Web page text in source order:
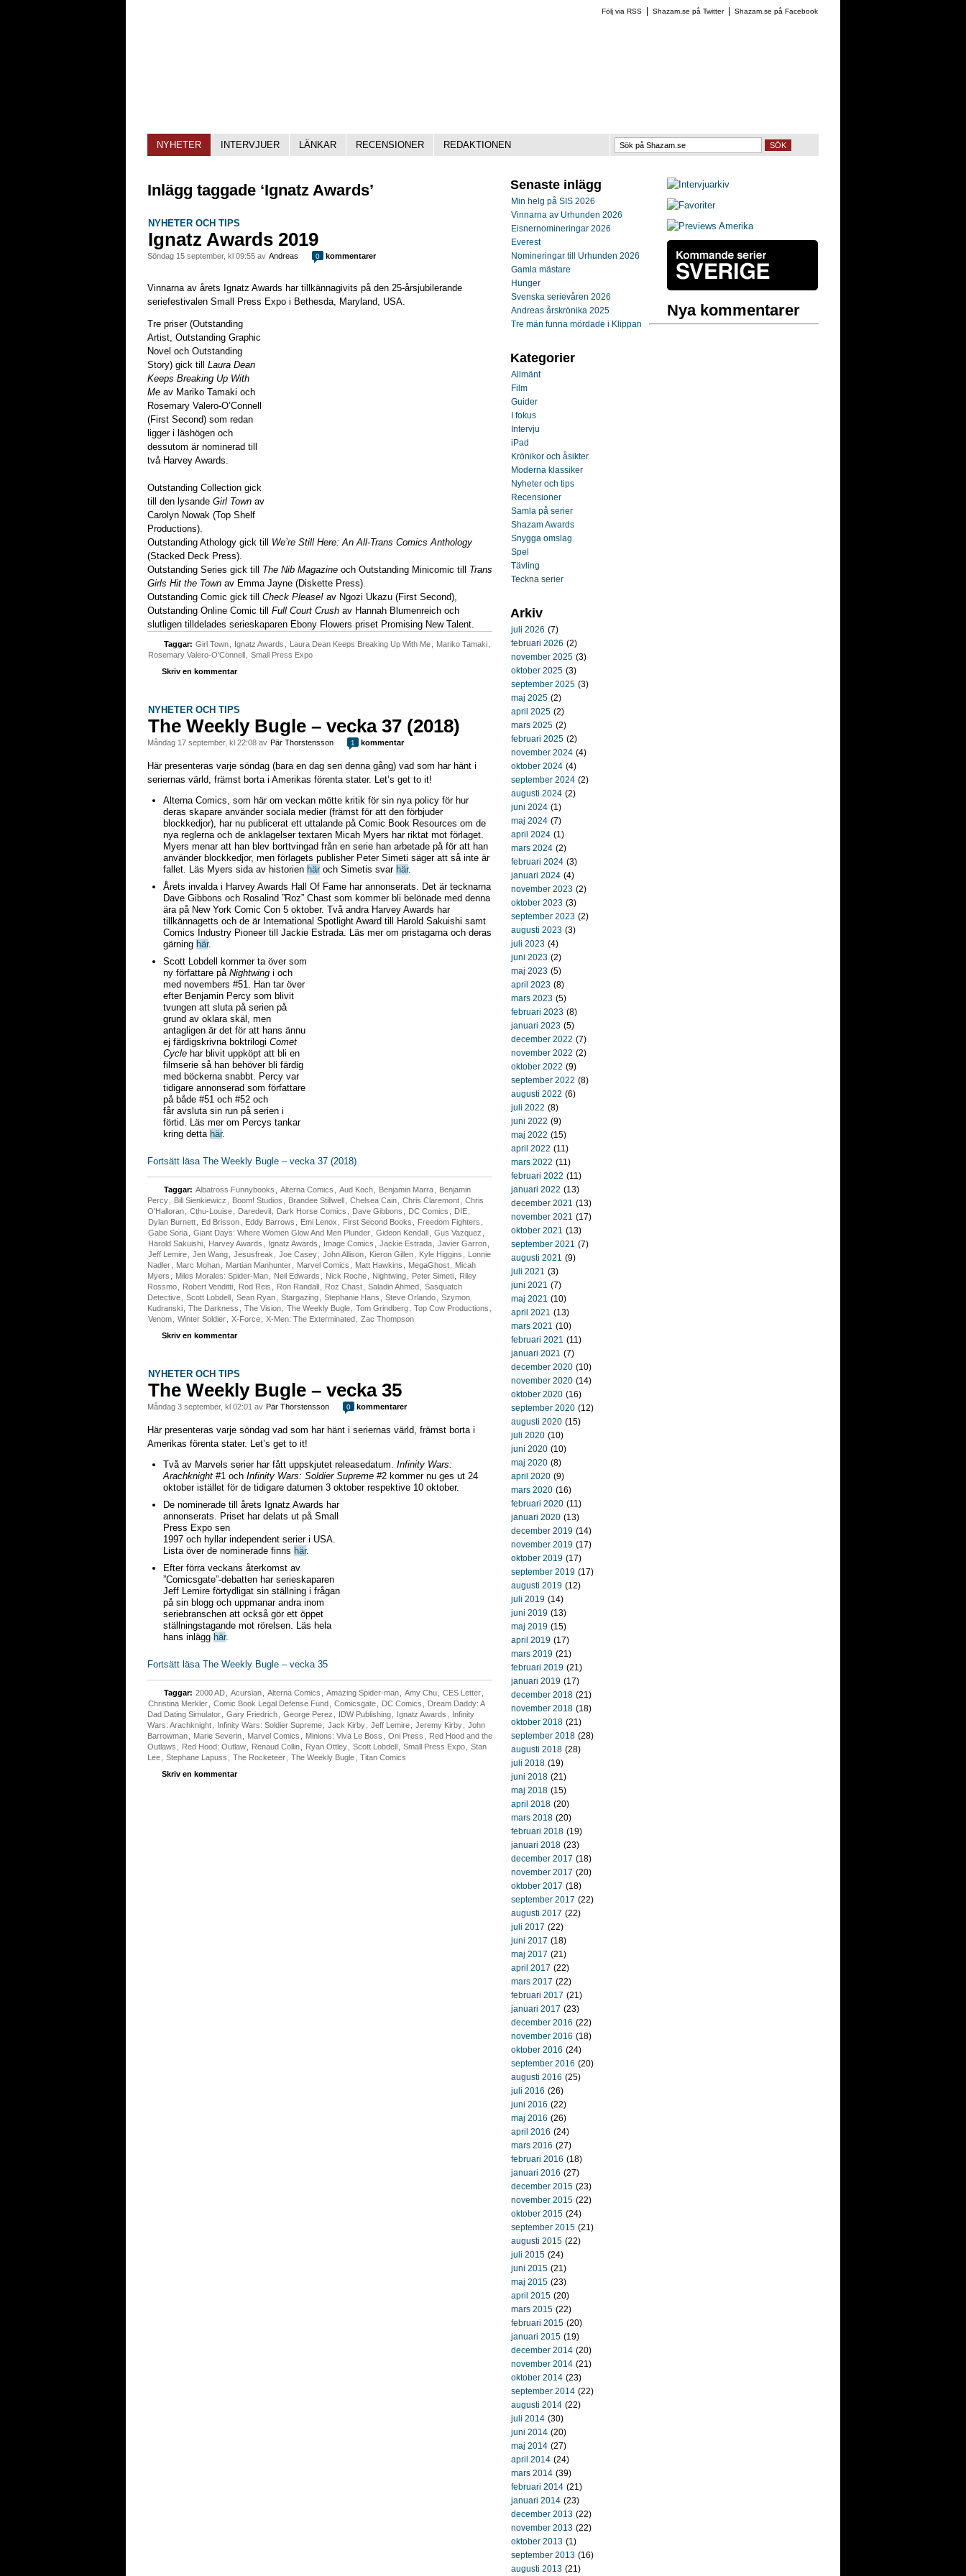
Shazam.se på Facebook
Shazam.se på Twitter
Följ via RSS
NYHETER INTERVJUER LÄNKAR RECENSIONER REDAKTIONEN SÖK
Inlägg taggade ‘Ignatz Awards’
NYHETER OCH TIPS
Ignatz Awards 2019
söndag 15 september, kl 09:55 av Andreas 0 kommentarer
Vinnarna av årets Ignatz Awards har tillkännagivits på den 25-årsjubilerande
seriefestivalen Small Press Expo i Bethesda, Maryland, USA.
Tre priser (Outstanding
Artist, Outstanding Graphic
Novel och Outstanding
Story) gick till
Laura Dean
Keeps Breaking Up With
Me av Mariko Tamaki och
Rosemary Valero-O’Connell
(First Second) som redan
ligger i läshögen och
dessutom är nominerad till
två Harvey Awards.
Outstanding Collection gick
till den lysande Girl Town av
Carolyn Nowak (Top Shelf
Productions).
Outstanding Athology gick till We’re Still Here: An All-Trans Comics Anthology
(Stacked Deck Press).
Outstanding Series gick till The Nib Magazine och Outstanding Minicomic till Trans
Girls Hit the Town av Emma Jayne (Diskette Press).
Outstanding Comic gick till Check Please! av Ngozi Ukazu (First Second),
Outstanding Online Comic till Full Court Crush av Hannah Blumenreich och
slutligen tilldelades serieskaparen Ebony Flowers priset Promising New Talent.
Taggar: Girl Town Ignatz Awards Laura Dean Keeps Breaking Up With Me Mariko Tamaki
Rosemary Valero-O'Connell
Small Press Expo
Skriv en kommentar
NYHETER OCH TIPS
The Weekly Bugle – vecka 37 (2018)
måndag 17 september, kl 22:08 av Pär Thorstensson 1 kommentar
Här presenteras varje söndag (bara en dag sen denna gång) vad som har hänt i
seriernas värld, främst borta i Amerikas förenta stater. Let’s get to it!
Alterna Comics, som här om veckan mötte kritik för sin nya policy för hur
deras skapare använder sociala medier (främst för att den förbjuder
blockkedjor), har nu publicerat ett uttalande på Comic Book Resources om de
nya reglerna och de anklagelser textaren Micah Myers har riktat mot förlaget.
Myers menar att han blev borttvingad från en serie han arbetade på för att han
använder blockkedjor, men förlagets publisher Peter Simeti säger att så inte är
fallet. Läs Myers sida av historien häroch Simetis svar här.
Årets invalda i Harvey Awards Hall Of Fame har annonserats. Det är tecknarna
Dave Gibbons och Rosalind ”Roz” Chast som kommer bli belönade med denna
ära på New York Comic Con 5 oktober. Två andra Harvey Awards har
tillkännagetts och de är International Spotlight Award till Harold Sakuishi samt
Comics Industry Pioneer till Jackie Estrada. Läs mer om pristagarna och deras
gärning här.
Scott Lobdell kommer ta över som
ny författare på Nightwing i och
med novembers #51. Han tar över
efter Benjamin Percy som blivit
tvungen att sluta på serien på
grund av oklara skäl, men
antagligen är det för att hans ännu
ej färdigskrivna boktrilogi Comet
Cycle har blivit uppköpt att bli en
filmserie så han behöver bli färdig
med böckerna snabbt. Percy var
tidigare annonserad som författare
på både #51 och #52 och
får avsluta sin run på serien i
förtid. Läs mer om Percys tankar
kring detta här.
Fortsätt läsa The Weekly Bugle – vecka 37 (2018)
Taggar: Albatross Funnybooks Alterna Comics Aud Koch Benjamin Marra
Benjamin
Percy
Bill Sienkiewicz Boom! Studios Brandee Stillwell Chelsea Cain Chris Claremont
Chris
O'Halloran
Cthu-Louise Daredevil Dark Horse Comics Dave Gibbons DC Comics DIE
Dylan Burnett
Ed Brisson Eddy Barrows Emi Lenox First Second Books Freedom Fighters
Gabe Soria
Giant Days: Where Women Glow And Men Plunder Gideon Kendall Gus Vazquez
Harold Sakuishi
Harvey Awards Ignatz Awards Image Comics Jackie Estrada Javier Garron
Jeff Lemire
Jen Wang Jesusfreak Joe Casey John Allison Kieron Gillen Kyle Higgins
Lonnie
Nadler
Marc Mohan Martian Manhunter Marvel Comics Matt Hawkins MegaGhost
Micah
Myers
Miles Morales: Spider-Man Neil Edwards Nick Roche Nightwing Peter Simeti
Riley
Rossmo
Robert Venditti Rod Reis Ron Randall Roz Chast Saladin Ahmed
Sasquatch
Detective
Scott Lobdell Sean Ryan Stargazing Stephanie Hans Steve Orlando
Szymon
Kudranski
The Darkness The Vision The Weekly Bugle Tom Grindberg Top Cow Productions
Venom
Winter Soldier X-Force X-Men: The Exterminated
Zac Thompson
Skriv en kommentar
NYHETER OCH TIPS
The Weekly Bugle – vecka 35
måndag 3 september, kl 02:01 av Pär Thorstensson 0 kommentarer
Här presenteras varje söndag vad som har hänt i seriernas värld, främst borta i
Amerikas förenta stater. Let’s get to it!
Två av Marvels serier har fått uppskjutet releasedatum. Infinity Wars:
Arachknight #1 och Infinity Wars: Soldier Supreme #2 kommer nu ges ut 24
oktober istället för de tidigare datumen 3 oktober respektive 10 oktober.
De nominerade till årets Ignatz Awards har
annonserats. Priset har delats ut på Small
Press Expo sen
1997 och hyllar independent serier i USA.
Lista över de nominerade finns här.
Efter förra veckans återkomst av
”Comicsgate”-debatten har serieskaparen
Jeff Lemire förtydligat sin ställning i frågan
på sin blogg och uppmanar andra inom
seriebranschen att också gör ett öppet
ställningstagande mot rörelsen. Läs hela
hans inlägg här.
Fortsätt läsa The Weekly Bugle – vecka 35
Taggar: 2000 AD Acursian Alterna Comics Amazing Spider-man Amy Chu CES Letter
Christina Merkler
Comic Book Legal Defense Fund Comicsgate DC Comics
Dream Daddy: A
Dad Dating Simulator
Gary Friedrich George Perez IDW Publishing Ignatz Awards
Infinity
Wars: Arachknight
Infinity Wars: Soldier Supreme Jack Kirby Jeff Lemire Jeremy Kirby
John
Barrowman
Marie Severin Marvel Comics Minions: Viva Le Boss Oni Press
Red Hood and the
Outlaws
Red Hood: Outlaw Renaud Collin Ryan Ottley Scott Lobdell Small Press Expo
Stan
Lee
Stephane Lapuss The Rocketeer The Weekly Bugle
Titan Comics
Skriv en kommentar
Senaste inlägg
Min helg på SIS 2026
Vinnarna av Urhunden 2026
Eisnernomineringar 2026
Everest
Nomineringar till Urhunden 2026
Gamla mästare
Hunger
Svenska serievåren 2026
Andreas årskrönika 2025
Tre män funna mördade i Klippan
Kategorier
Allmänt
Film
Guider
I fokus
Intervju
iPad
Krönikor och åsikter
Moderna klassiker
Nyheter och tips
Recensioner
Samla på serier
Shazam Awards
Snygga omslag
Spel
Tävling
Teckna serier
Arkiv
juli 2026 (7)
februari 2026 (2)
november 2025 (3)
oktober 2025 (3)
september 2025 (3)
maj 2025 (2)
april 2025 (2)
mars 2025 (2)
februari 2025 (2)
november 2024 (4)
oktober 2024 (4)
september 2024 (2)
augusti 2024 (2)
juni 2024 (1)
maj 2024 (7)
april 2024 (1)
mars 2024 (2)
februari 2024 (3)
januari 2024 (4)
november 2023 (2)
oktober 2023 (3)
september 2023 (2)
augusti 2023 (3)
juli 2023 (4)
juni 2023 (2)
maj 2023 (5)
april 2023 (8)
mars 2023 (5)
februari 2023 (8)
januari 2023 (5)
december 2022 (7)
november 2022 (2)
oktober 2022 (9)
september 2022 (8)
augusti 2022 (6)
juli 2022 (8)
juni 2022 (9)
maj 2022 (15)
april 2022 (11)
mars 2022 (11)
februari 2022 (11)
januari 2022 (13)
december 2021 (13)
november 2021 (17)
oktober 2021 (13)
september 2021 (7)
augusti 2021 (9)
juli 2021 (3)
juni 2021 (7)
maj 2021 (10)
april 2021 (13)
mars 2021 (10)
februari 2021 (11)
januari 2021 (7)
december 2020 (10)
november 2020 (14)
oktober 2020 (16)
september 2020 (12)
augusti 2020 (15)
juli 2020 (10)
juni 2020 (10)
maj 2020 (8)
april 2020 (9)
mars 2020 (16)
februari 2020 (11)
januari 2020 (13)
december 2019 (14)
november 2019 (17)
oktober 2019 (17)
september 2019 (17)
augusti 2019 (12)
juli 2019 (14)
juni 2019 (13)
maj 2019 (15)
april 2019 (17)
mars 2019 (21)
februari 2019 (21)
januari 2019 (17)
december 2018 (21)
november 2018 (18)
oktober 2018 (21)
september 2018 (28)
augusti 2018 (28)
juli 2018 (19)
juni 2018 (21)
maj 2018 (15)
april 2018 (20)
mars 2018 (20)
februari 2018 (19)
januari 2018 (23)
december 2017 (18)
november 2017 (20)
oktober 2017 (18)
september 2017 (22)
augusti 2017 (22)
juli 2017 (22)
juni 2017 (18)
maj 2017 (21)
april 2017 (22)
mars 2017 (22)
februari 2017 (21)
januari 2017 (23)
december 2016 (22)
november 2016 (18)
oktober 2016 (24)
september 2016 (20)
augusti 2016 (25)
juli 2016 (26)
juni 2016 (22)
maj 2016 (26)
april 2016 (24)
mars 2016 (27)
februari 2016 (18)
januari 2016 (27)
december 2015 (23)
november 2015 (22)
oktober 2015 (24)
september 2015 (21)
augusti 2015 (22)
juli 2015 (24)
juni 2015 (21)
maj 2015 (23)
april 2015 (20)
mars 2015 (22)
februari 2015 (20)
januari 2015 (19)
december 2014 (20)
november 2014 (21)
oktober 2014 (23)
september 2014 (22)
augusti 2014 (22)
juli 2014 (30)
juni 2014 (20)
maj 2014 (27)
april 2014 (24)
mars 2014 (39)
februari 2014 (21)
januari 2014 (23)
december 2013 (22)
november 2013 (22)
oktober 2013 (1)
september 2013 (16)
augusti 2013 (21)
Nya kommentarer